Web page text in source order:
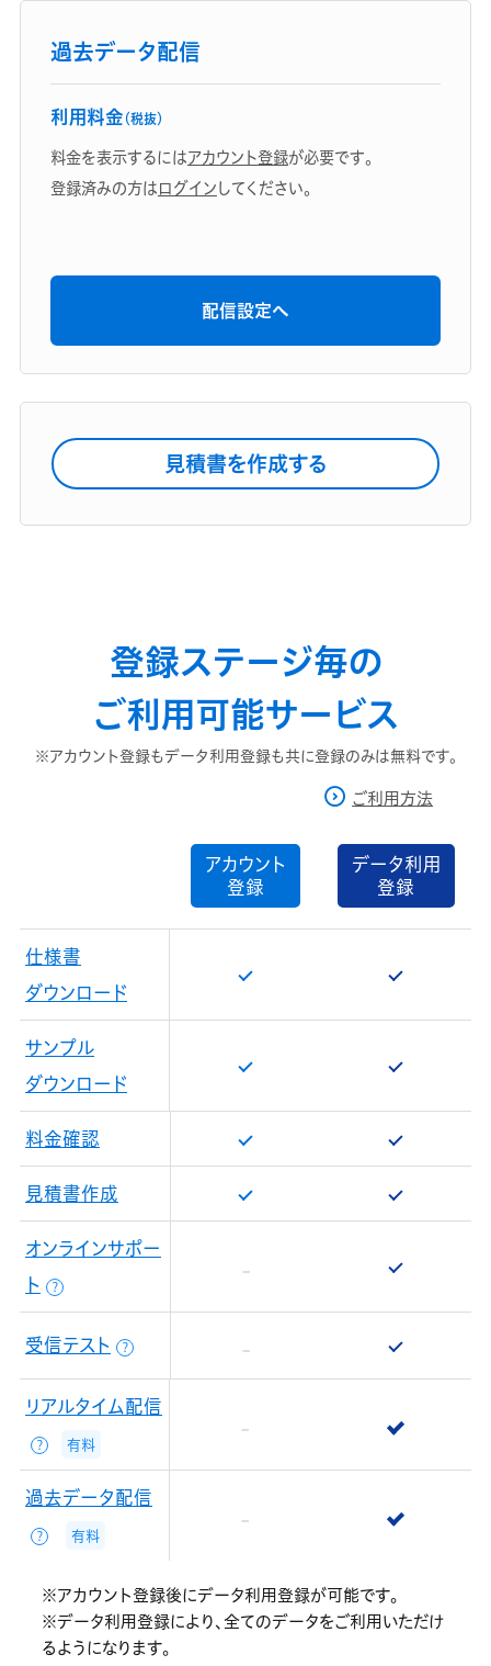
過去データ配信
利用料金 （税抜）
料金を表示するにはアカウント登録が必要です。
登録済みの方はログインしてください。
配信設定へ
見積書を作成する
登録ステージ毎の
ご利用可能サービス
※アカウント登録もデータ利用登録も共に登録のみは無料です。
ご利用方法
アカウント
登録
データ利用
登録
仕様書
ダウンロード
サンプル
ダウンロード
料金確認
見積書作成
オンラインサポー
ト
？
受信テスト ？
リアルタイム配信
？ 有料
過去データ配信
？ 有料
※アカウント登録後にデータ利用登録が可能です。
※データ利用登録により、全てのデータをご利用いただけ
るようになります。